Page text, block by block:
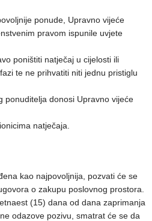
ponude, Upravno vijeće
pravom ispunile uvjete
poništiti natječaj u cijelosti ili
te ne prihvatiti niti jednu pristiglu
ponuditelja donosi Upravno vijeće
natječaja.
kao najpovoljnija, pozvati će se
o zakupu poslovnog prostora.
(15) dana od dana zaprimanja
odazove pozivu, smatrat će se da